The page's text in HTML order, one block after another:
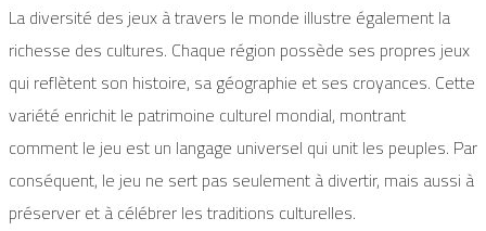
La diversité des jeux à travers le monde illustre également la
richesse des cultures. Chaque région possède ses propres jeux
qui reflètent son histoire, sa géographie et ses croyances. Cette
variété enrichit le patrimoine culturel mondial, montrant
comment le jeu est un langage universel qui unit les peuples. Par
conséquent, le jeu ne sert pas seulement à divertir, mais aussi à
préserver et à célébrer les traditions culturelles.